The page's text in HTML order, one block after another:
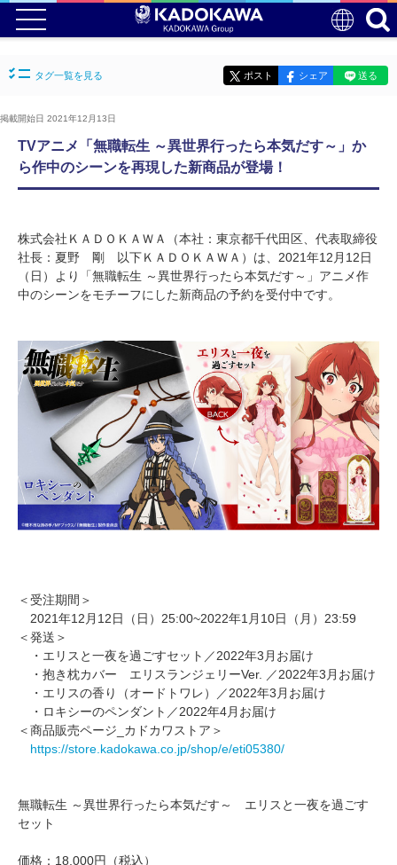
タグ一覧を見る ポスト シェア 送る
掲載開始日 2021年12月13日
TVアニメ「無職転生 ～異世界行ったら本気だす～」か
ら作中のシーンを再現した新商品が登場！
株式会社ＫＡＤＯＫＡＷＡ（本社：東京都千代田区、代表取締役
社長：夏野 剛 以下ＫＡＤＯＫＡＷＡ）は、2021年12月12日
（日）より「無職転生 ～異世界行ったら本気だす～」アニメ作
中のシーンをモチーフにした新商品の予約を受付中です。
＜受注期間＞
2021年12月12日（日）25:00~2022年1月10日（月）23:59
＜発送＞
・エリスと一夜を過ごすセット／2022年3月お届け
・抱き枕カバー エリスランジェリーVer. ／2022年3月お届け
・エリスの香り（オードトワレ）／2022年3月お届け
・ロキシーのペンダント／2022年4月お届け
＜商品販売ページ_カドカワストア＞
https://store.kadokawa.co.jp/shop/e/eti05380/
無職転生 ～異世界行ったら本気だす～ エリスと一夜を過ごす
セット
価格：18,000円（税込）